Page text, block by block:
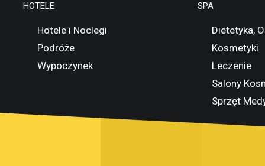
HOTELE
Hotele i Noclegi
Podróże
Wypoczynek
SPA
Dietetyka,
Kosmetyki
Leczenie
Salony
Sprzęt